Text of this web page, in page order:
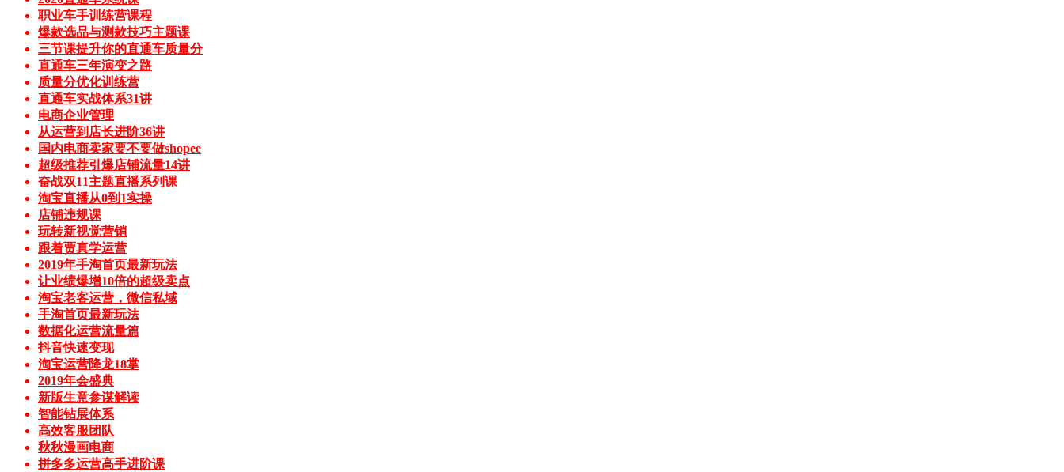
职业车手训练营课程
爆款选品与测款技巧主题课
三节课提升你的直通车质量分
直通车三年演变之路
质量分优化训练营
直通车实战体系31讲
电商企业管理
从运营到店长进阶36讲
国内电商卖家要不要做shopee
超级推荐引爆店铺流量14讲
奋战双11主题直播系列课
淘宝直播从0到1实操
店铺违规课
玩转新视觉营销
跟着贾真学运营
2019年手淘首页最新玩法
让业绩爆增10倍的超级卖点
淘宝老客运营，微信私域
手淘首页最新玩法
数据化运营流量篇
抖音快速变现
淘宝运营降龙18掌
2019年会盛典
新版生意参谋解读
智能钻展体系
高效客服团队
秋秋漫画电商
拼多多运营高手进阶课